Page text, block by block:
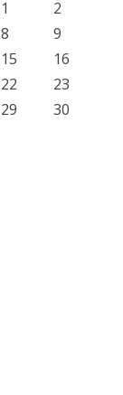
1
2
8
9
15
16
22
23
29
30